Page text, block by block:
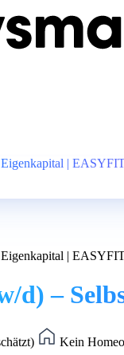
|
|
d) –
Kein